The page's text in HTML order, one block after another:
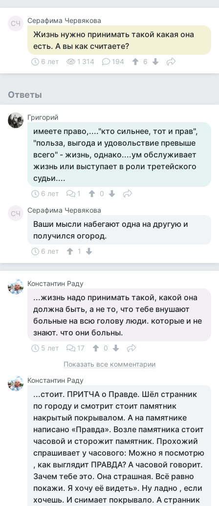
СЧ Серафима Червякова
Жизнь нужно принимать такой какая она
есть. А вы как считаете?
6 лет 1 314 194 6
Ответы
Григорий
имеете право,...."кто сильнее, тот и прав",
"польза, выгода и удовольствие превыше
всего" - жизнь, однако....ум обслуживает
жизнь или выступает в роли третейского
судьи....
6 лет 1 0
СЧ Серафима Червякова
Ваши мысли набегают одна на другую и
получился огород.
6 лет 1
Константин Раду
...жизнь надо принимать такой, какой она
должна быть, а не то, что тебе внушают
больные на всю голову люди. которые и не
знают. что они больны.
5 лет 17
0
Показать все комментарии
Константин Раду
...стоит. ПРИТЧА о Правде. Шёл странник
по городу и смотрит стоит памятник
накрытый покрывалом. А на памятнике
написано «Правда». Возле памятника стоит
часовой и сторожит памятник. Прохожий
спрашивает у часового: Можно я посмотрю
, как выглядит ПРАВДА? А часовой говорит.
Зачем тебе это. Она страшная. Всё равно
покажи. Я хочу её видеть». Ну ладно , если
хочешь. И снимает покрывало. А странник